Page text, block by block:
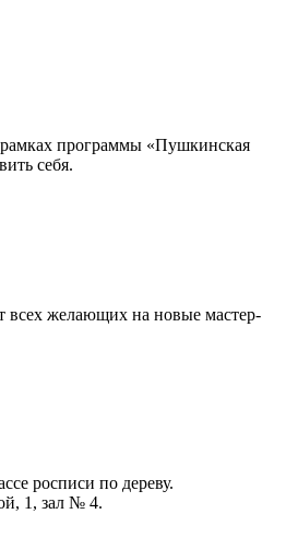
программы «Пушкинская
себя.
всех желающих на новые мастер-
росписи по дереву.
1, зал № 4.